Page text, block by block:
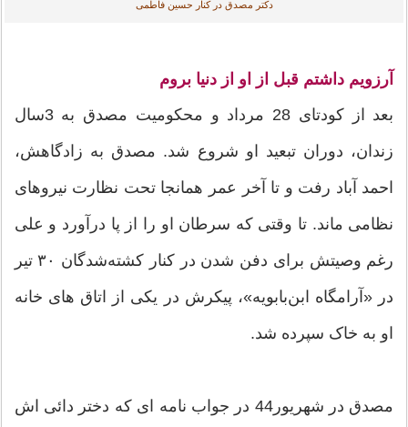
دکتر مصدق در کنار حسین فاطمی
آرزویم داشتم قبل از او از دنیا بروم
بعد از کودتای 28 مرداد و محکومیت مصدق به 3سال
زندان، دوران تبعید او شروع شد. مصدق به زادگاهش،
احمد آباد رفت و تا آخر عمر همانجا تحت نظارت نیروهای
نظامی ماند. تا وقتی که سرطان او را از پا درآورد و علی
رغم وصیتش برای دفن شدن در کنار کشته‌شدگان ۳۰ تیر
در «آرامگاه ابن‌بابویه»، پیکرش در یکی از اتاق های خانه
او به خاک سپرده شد.
مصدق در شهریور44 در جواب نامه ای که دختر دائی اش